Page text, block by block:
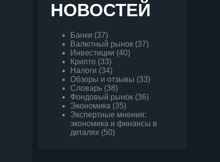
НОВОСТЕЙ
Банки (37)
Валютный рынок (37)
Инвестиции (40)
Крипто (33)
Налоги (34)
Обзоры и отзывы (33)
Словарь (38)
Фондовый рынок (36)
Экономика (35)
Экспертные мнения:
экономика и финансы в
деталях (50)